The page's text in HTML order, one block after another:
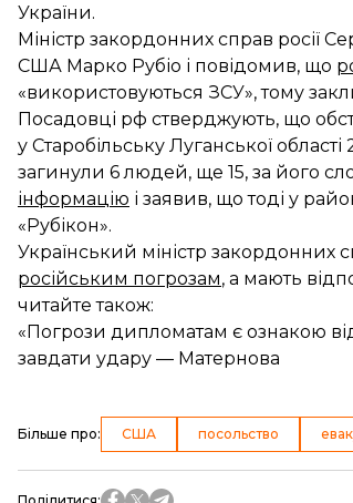
України.
Міністр закордонних справ росії
США Марко Рубіо і повідомив, що
«використовуються ЗСУ», тому
Посадовці рф стверджують, що
у Старобільську Луганської
загинули 6 людей, ще 15, за його
інформацію і заявив, що тоді у
«Рубікон».
Український міністр закордонних
російським погрозам, а мають
читайте також:
«Погрози дипломатам є ознакою
завдати удару — Матернова
Більше про: США посольство
Поділитися: